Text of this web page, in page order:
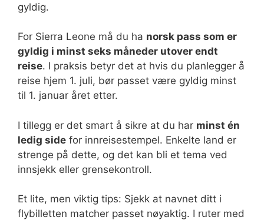
gyldig.
For Sierra Leone må du ha norsk pass som er
gyldig i minst seks måneder utover endt
reise. I praksis betyr det at hvis du planlegger å
reise hjem 1. juli, bør passet være gyldig minst
til 1. januar året etter.
I tillegg er det smart å sikre at du har minst én
ledig side for innreisestempel. Enkelte land er
strenge på dette, og det kan bli et tema ved
innsjekk eller grensekontroll.
Et lite, men viktig tips: Sjekk at navnet ditt i
flybilletten matcher passet nøyaktig. I ruter med